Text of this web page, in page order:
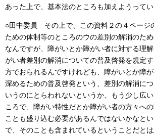
あった上で、基本法のところも加えようってい
○田中委員
その上で、この資料２の４ページ
ための体制等のところのウの差別の解消のた
なんですが、障がいとか障がい者に対する理
がい者差別の解消についての普及啓発を規定
方でおられるんですけれども、障がいとか障
深めるための普及啓発という、差別の解消に
いうのにとらわれないというか、もう少し広
ころで、障がい特性だとか障がい者の方々へ
ことも盛り込む必要があるんではないかなと
で、そのことも含まれているということだと